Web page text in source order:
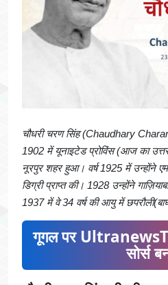
चौधरी चरण सिंह (Chaudhary
1902 में यूनाइटेड प्रोविंस (आज का
नूरपुर शहर हुआ। वर्ष 1925 में उन्होंने
डिग्री प्राप्त की। 1928 उन्होंने
1937 में वे 34 वर्ष की आयु में
गूगल पर
सोर्स